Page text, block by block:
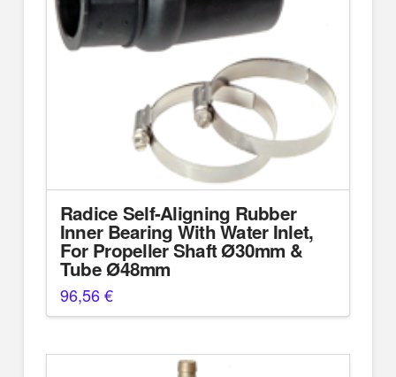
Radice Self-Aligning Rubber
Inner Bearing With Water Inlet,
For Propeller Shaft Ø30mm &
Tube Ø48mm
96,56€